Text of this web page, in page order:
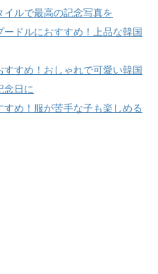
イルで最高の記念写真を
ドルにおすすめ！上品な韓国
すすめ！おしゃれで可愛い韓国
念日に
め！服が苦手な子も楽しめる